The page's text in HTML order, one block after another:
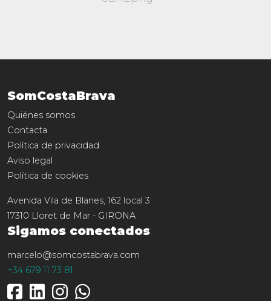
SomCostaBrava
Quiénes somos
Contacta
Política de privacidad
Aviso legal
Política de cookies
Avenida Vila de Blanes, 162 local 3
17310 Lloret de Mar - GIRONA
Sigamos conectados
marcelo@somcostabrava.com
+34 679 11 73 81